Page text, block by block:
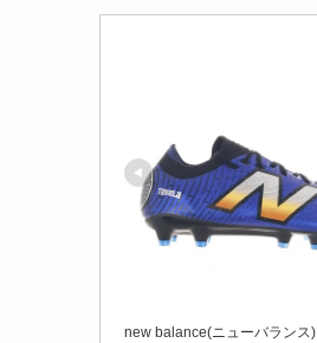
new balance(ニューバランス)